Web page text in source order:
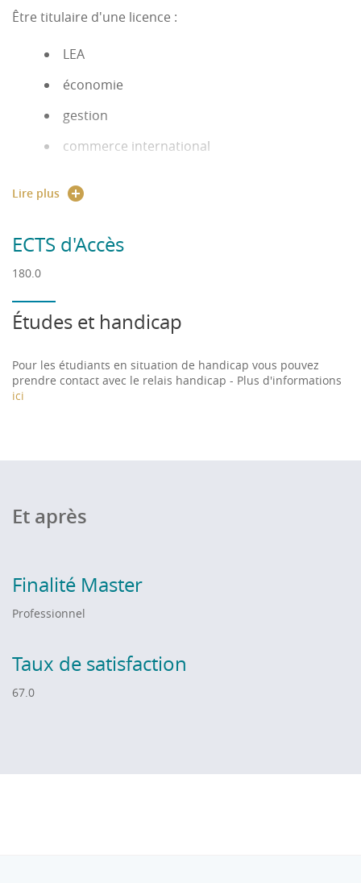
Être titulaire d'une licence :
LEA
économie
gestion
commerce international
avoir
étrangers
Lire plus
ECTS d'Accès
180.0
Études et handicap
Pour les étudiants en situation de handicap vous pouvez
prendre contact avec le relais handicap - Plus d'informations
ici
Et après
Finalité Master
Professionnel
Taux de satisfaction
67.0